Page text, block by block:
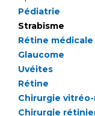
Maladies
Maternité
Plateforme
Presse /
Communiqués
Dossiers de
Pédiatrie
Strabisme
Rétine médicale
Glaucome
Uvéites
Rétine
Chirurgie
Chirurgie